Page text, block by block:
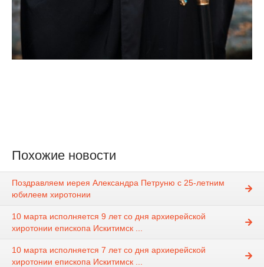
Похожие новости
Поздравляем иерея Александра Петруню с 25-летним
юбилеем хиротонии
10 марта исполняется 9 лет со дня архиерейской
хиротонии епископа Искитимск ...
10 марта исполняется 7 лет со дня архиерейской
хиротонии епископа Искитимск ...